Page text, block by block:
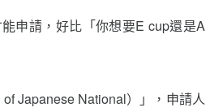
申請，好比「你想要E cup還是A
Japanese National）」，申請人